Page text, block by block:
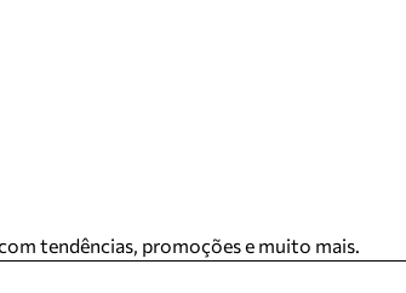
tendências, promoções e muito mais.